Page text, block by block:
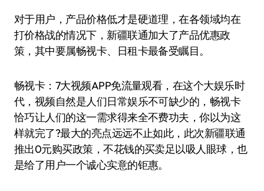
对于用户，产品价格低才是硬道理，在各领域均在
打价格战的情况下，新疆联通加大了产品优惠政
策，其中要属畅视卡、日租卡最备受瞩目。
畅视卡：7大视频APP免流量观看，在这个大娱乐时
代，视频自然是人们日常娱乐不可缺少的，畅视卡
恰巧让人们的这一需求得来全不费功夫，你以为这
样就完了?最大的亮点远远不止如此，此次新疆联通
推出0元购买政策，不花钱的买卖足以吸人眼球，也
是给了用户一个诚心实意的钜惠。